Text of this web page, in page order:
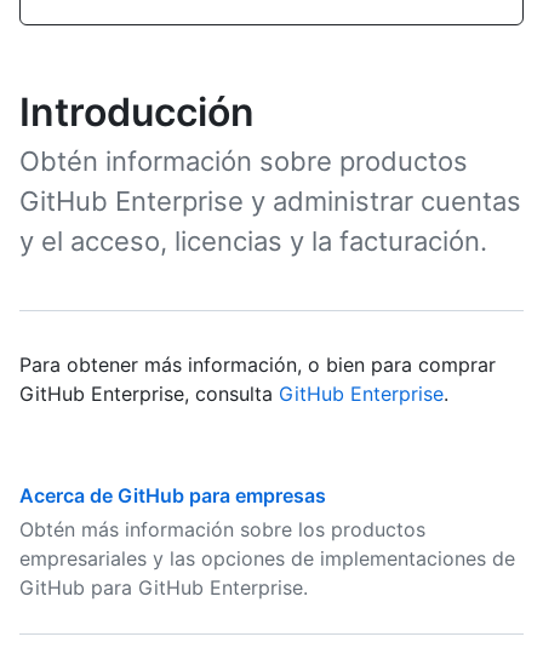
Introducción
Obtén información sobre productos
GitHub Enterprise y administrar cuentas
y el acceso, licencias y la facturación.
Para obtener más información, o bien para comprar
GitHub Enterprise, consulta GitHub Enterprise.
Acerca de GitHub para empresas
Obtén más información sobre los productos
empresariales y las opciones de implementaciones de
GitHub para GitHub Enterprise.